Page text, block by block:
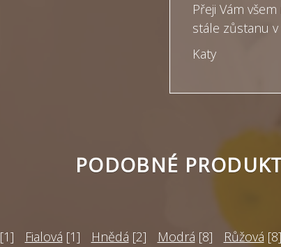
Přeji Vám
stále zůstanu
Katy
PODOBNÉ
[1] Fialová [1] Hnědá [2] Modrá [8] Růžová [8]